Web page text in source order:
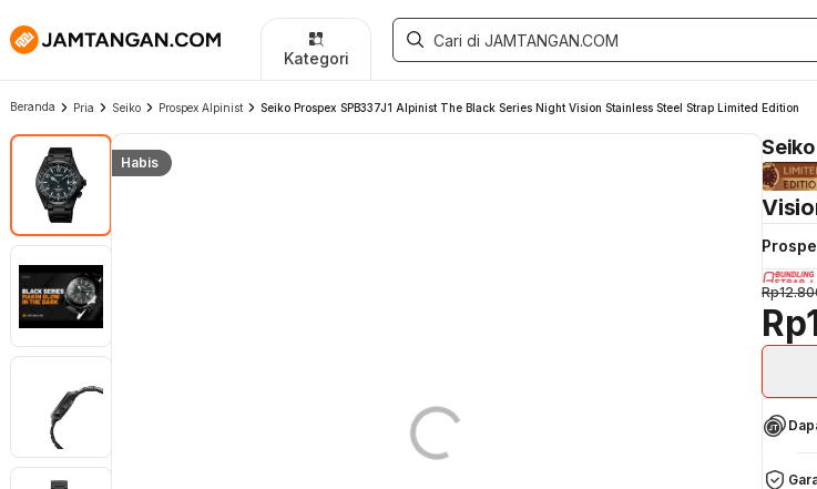
Kategori
Beranda Pria Seiko Prospex Alpinist Seiko Prospex SPB337J1 Alpinist The Black Series Night Vision Stainless Steel Strap Limited Edition
Habis
Seiko